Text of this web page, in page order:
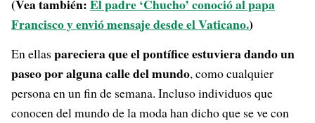
(Vea también:El padre ‘Chucho’ conoció al papa
Francisco y envió mensaje desde el Vaticano.)
En ellas pareciera que el pontífice estuviera dando un
paseo por alguna calle del mundo, como cualquier
persona en un fin de semana. Incluso individuos que
conocen del mundo de la moda han dicho que se ve con